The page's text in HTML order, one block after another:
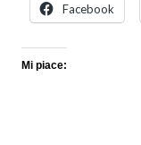
Facebook
Mi piace: